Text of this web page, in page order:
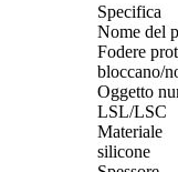
Specifica
Nome del
Fodere
bloccano/
Oggetto
LSL/LSC
Materiale
silicone